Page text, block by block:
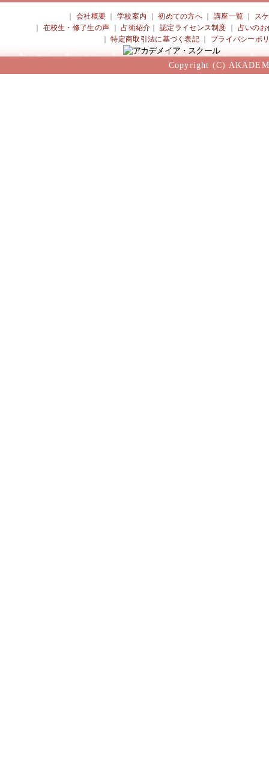
会社概要 ｜学校案内 ｜初めての方へ 講座一覧
ス
在校生・修了生の声 ｜占術紹介 ｜認定ライセンス制度
占いのお
｜特定商取引法に基づく表記 プライバシーポ
Copyright (C)